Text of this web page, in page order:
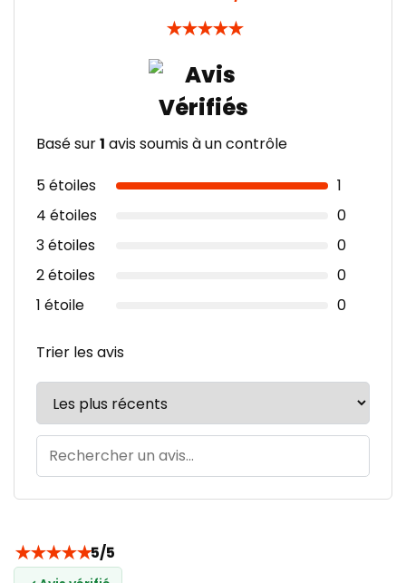
★★★★★
Basé sur1 avis soumis à un contrôle
5 étoiles
1
4 étoiles
0
3 étoiles
0
2 étoiles
0
1 étoile
0
Trier les avis
★★★★★5/5